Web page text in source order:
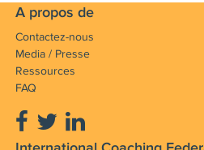
A propos de
Contactez-nous
Media / Presse
Ressources
FAQ